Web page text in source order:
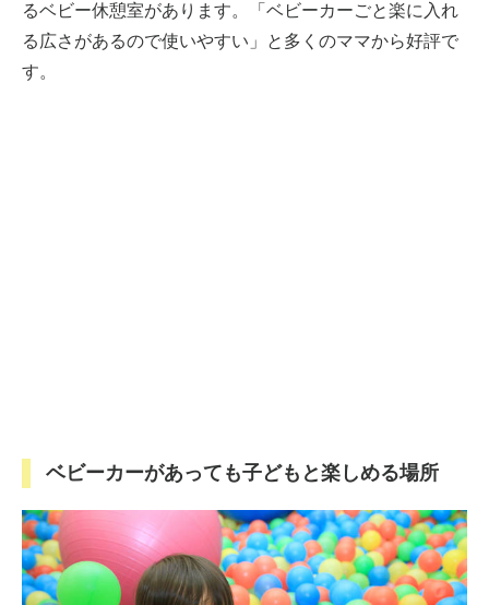
るベビー休憩室があります。「ベビーカーごと楽に入れ
る広さがあるので使いやすい」と多くのママから好評で
す。
ベビーカーがあっても子どもと楽しめる場所